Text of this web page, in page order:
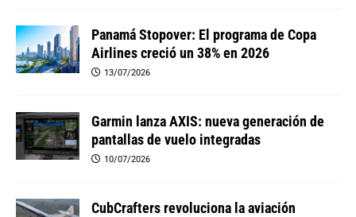
Panamá Stopover: El programa de Copa
Airlines creció un 38% en 2026
13/07/2026
Garmin lanza AXIS: nueva generación de
pantallas de vuelo integradas
10/07/2026
CubCrafters revoluciona la aviación